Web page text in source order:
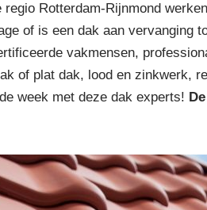
regio Rotterdam-Rijnmond
of is een dak aan vervanging
vakmensen,
of plat dak, lood en zinkwerk,
week met deze dak experts!